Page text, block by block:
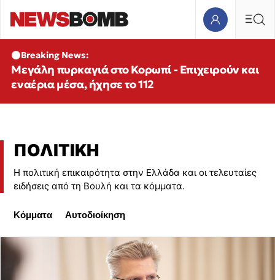
Breaking News:
Μεγάλη πυρκαγιά στο Κορωπί - Επιχειρούν και
εναέρια μέσα, ήχησε το 112
ΠΟΛΙΤΙΚΗ
Η πολιτική επικαιρότητα στην Ελλάδα και οι τελευταίες
ειδήσεις από τη Βουλή και τα κόμματα.
Κόμματα Αυτοδιοίκηση